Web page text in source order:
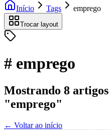
Início Tags emprego
Trocar layout
# emprego
Mostrando 8 artigos
"emprego"
← Voltar ao início